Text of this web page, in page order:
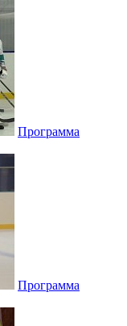
Программа
Программа